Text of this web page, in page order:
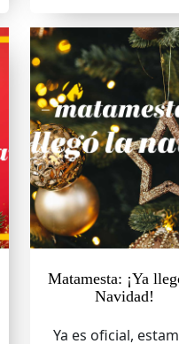
Matamesta: ¡Ya
Navidad!
Ya es oficial,